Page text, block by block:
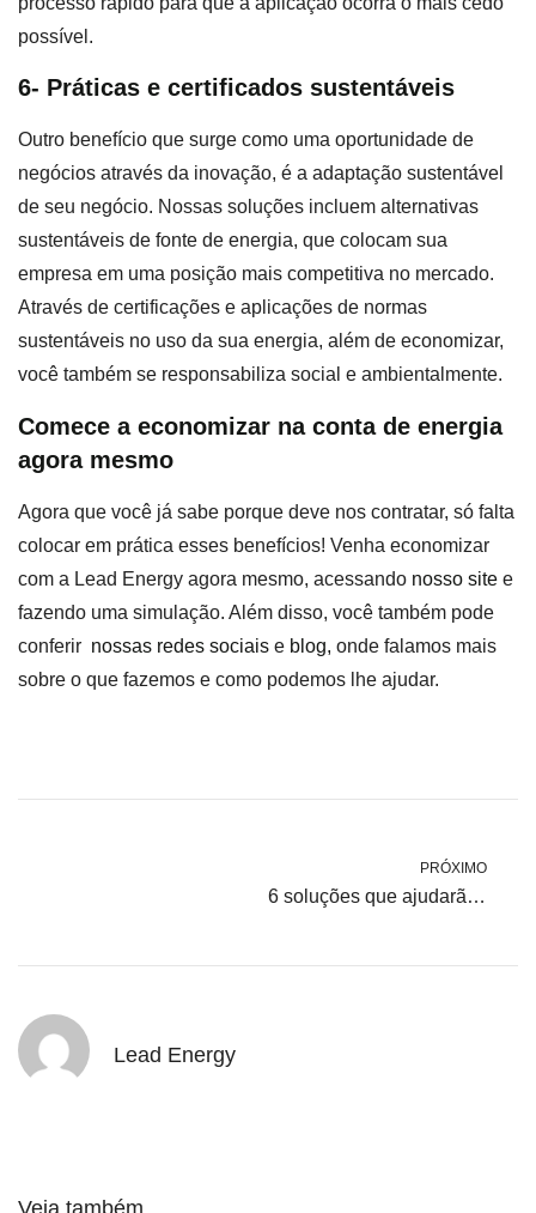
possível.
6- Práticas e certificados sustentáveis
Outro benefício que surge como uma oportunidade de
negócios através da inovação, é a adaptação sustentável
de seu negócio. Nossas soluções incluem alternativas
sustentáveis de fonte de energia, que colocam sua
empresa em uma posição mais competitiva no mercado.
Através de certificações e aplicações de normas
sustentáveis no uso da sua energia, além de economizar,
você também se responsabiliza social e ambientalmente.
Comece a economizar na conta de energia
agora mesmo
Agora que você já sabe porque deve nos contratar, só falta
colocar em prática esses benefícios! Venha economizar
com a Lead Energy agora mesmo, acessando nosso site e
fazendo uma simulação. Além disso, você também pode
conferir nossas redes sociais e blog, onde falamos mais
sobre o que fazemos e como podemos lhe ajudar.
PRÓXIMO
6 soluções que ajudarão sua empresa a economizar energia elétrica
Lead Energy
Veja também